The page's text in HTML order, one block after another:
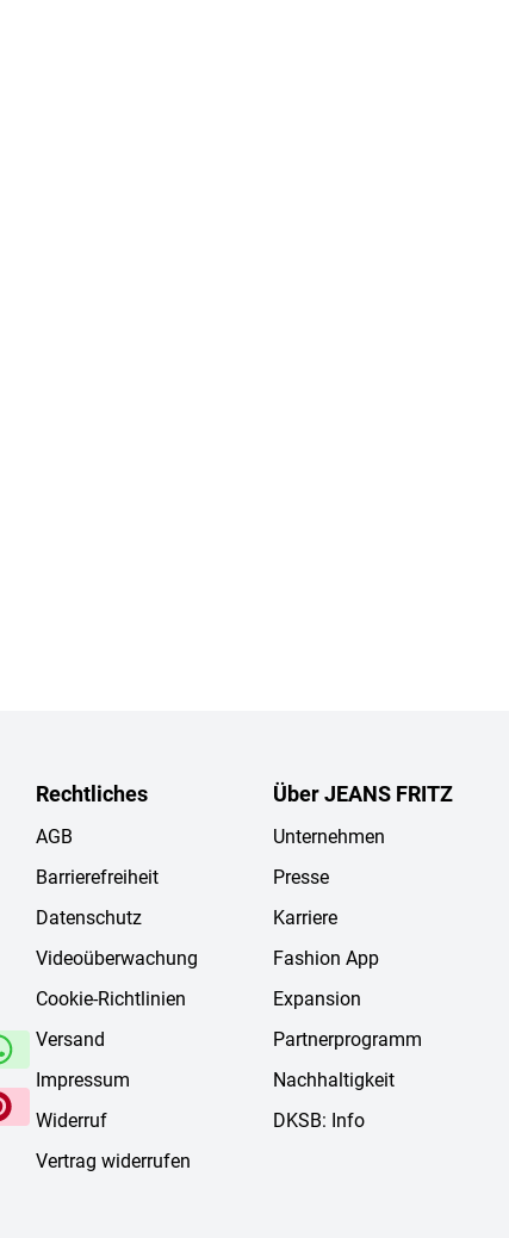
Rechtliches
AGB
Barrierefreiheit
Datenschutz
Videoüberwachung
Cookie-Richtlinien
Versand
Impressum
Widerruf
Vertrag widerrufen
Über JEANS FRITZ
Unternehmen
Presse
Karriere
Fashion App
Expansion
Partnerprogramm
Nachhaltigkeit
DKSB: Info